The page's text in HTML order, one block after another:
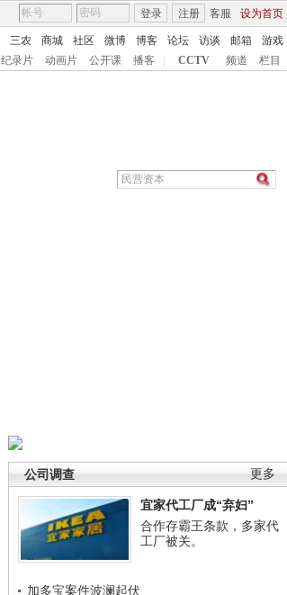
客服 设为首页
登录 注册
三农 商城 社区 微博 博客 论坛 访谈 邮箱
游戏
纪录片 动画片 公开课 播客 CCTV 频道 栏目
更多
公司调查
宜家代工厂成“弃妇”
合作存霸王条款，多家代
工厂被关。
加多宝案件波澜起伏